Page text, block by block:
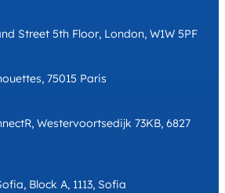
Street 5th Floor, London, W1W 5PF
75015 Paris
Westervoortsedijk 73KB, 6827
Block A, 1113, Sofia